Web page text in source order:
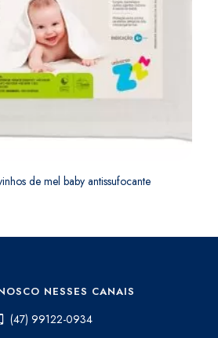
de mel baby antissufocante
NESSES CANAIS
(47) 99122-0934